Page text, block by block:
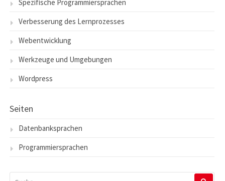
Spezifische Programmiersprachen
Verbesserung des Lernprozesses
Webentwicklung
Werkzeuge und Umgebungen
Wordpress
Seiten
Datenbanksprachen
Programmiersprachen